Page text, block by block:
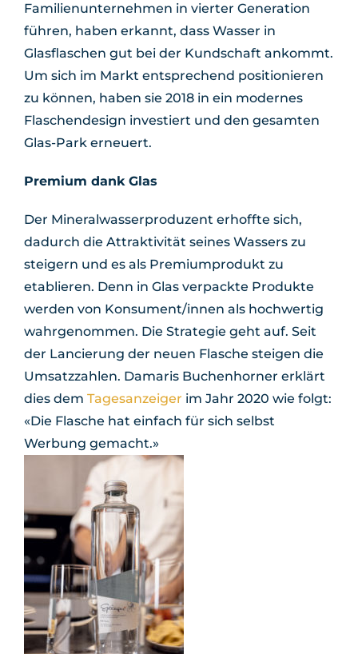
Familienunternehmen in vierter Generation
führen, haben erkannt, dass Wasser in
Glasflaschen gut bei der Kundschaft ankommt.
Um sich im Markt entsprechend positionieren
zu können, haben sie 2018 in ein modernes
Flaschendesign investiert und den gesamten
Glas-Park erneuert.
Premium dank Glas
Der Mineralwasserproduzent erhoffte sich,
dadurch die Attraktivität seines Wassers zu
steigern und es als Premiumprodukt zu
etablieren. Denn in Glas verpackte Produkte
werden von Konsument/innen als hochwertig
wahrgenommen. Die Strategie geht auf. Seit
der Lancierung der neuen Flasche steigen die
Umsatzzahlen. Damaris Buchenhorner erklärt
dies dem Tagesanzeiger im Jahr 2020 wie folgt:
«Die Flasche hat einfach für sich selbst
Werbung gemacht.»